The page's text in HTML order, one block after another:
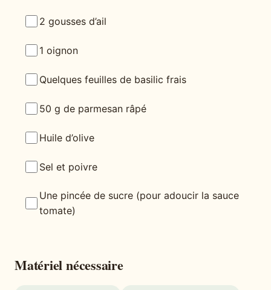
2 gousses d’ail
1 oignon
Quelques feuilles de basilic frais
50 g de parmesan râpé
Huile d’olive
Sel et poivre
Une pincée de sucre (pour adoucir la sauce
tomate)
Matériel nécessaire